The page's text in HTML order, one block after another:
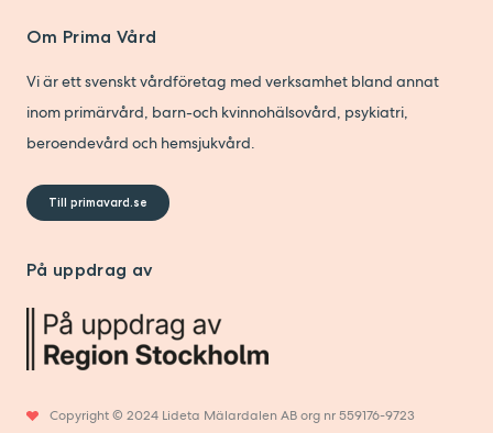
Om Prima Vård
Vi är ett svenskt vårdföretag med verksamhet bland annat
inom primärvård, barn-och kvinnohälsovård, psykiatri,
beroendevård och hemsjukvård.
Till primavard.se
På uppdrag av
Copyright © 2024 Lideta Mälardalen AB org nr 559176-9723